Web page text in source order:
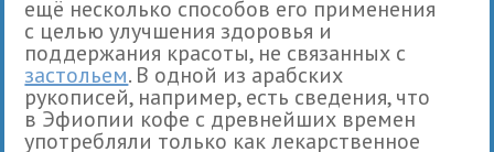
ещё несколько способов его применения
с целью улучшения здоровья и
поддержания красоты, не связанных с
застольем. В одной из арабских
рукописей, например, есть сведения, что
в Эфиопии кофе с древнейших времен
употребляли только как лекарственное